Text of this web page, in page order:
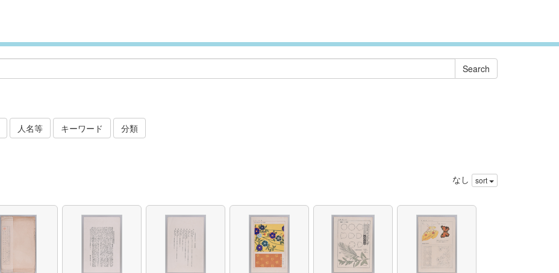
人名等 キーワード 分類
なし sort